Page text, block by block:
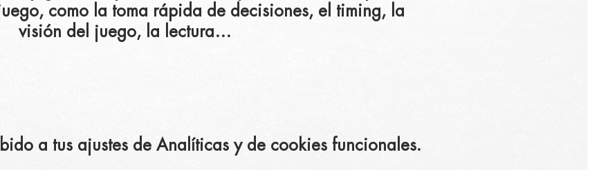
como la toma rápida de decisiones, el timing, la
visión del juego, la lectura…
a tus ajustes de Analíticas y de cookies funcionales.